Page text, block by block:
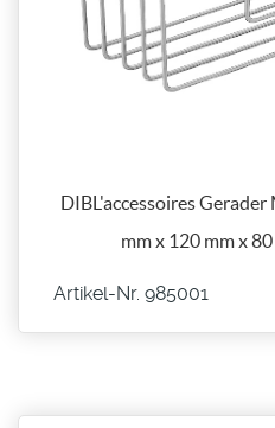
DIBL'accessoires
mm x 120 mm x
Artikel-Nr. 985001